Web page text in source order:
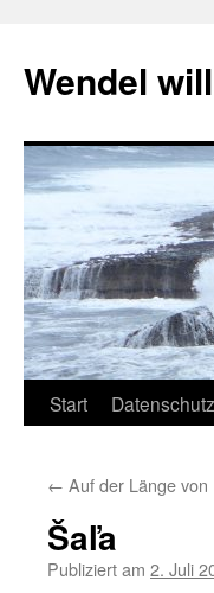
Wendel
Zum
springen
Start
← Auf der Länge von
Šaľa
Publiziert am 2. Juli